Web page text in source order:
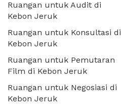
Ruangan untuk Audit di
Kebon Jeruk
Ruangan untuk Konsultasi di
Kebon Jeruk
Ruangan untuk Pemutaran
Film di Kebon Jeruk
Ruangan untuk Negosiasi di
Kebon Jeruk